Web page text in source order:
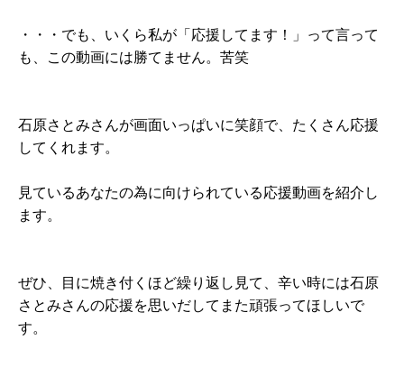
・・・でも、いくら私が「応援してます！」って言って
も、この動画には勝てません。苦笑
石原さとみさんが画面いっぱいに笑顔で、たくさん応援
してくれます。
見ているあなたの為に向けられている応援動画を紹介し
ます。
ぜひ、目に焼き付くほど繰り返し見て、辛い時には石原
さとみさんの応援を思いだしてまた頑張ってほしいで
す。